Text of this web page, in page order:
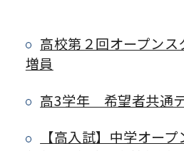
高校第２回オープン
増員
高3学年 希望者共通
【高入試】中学オー